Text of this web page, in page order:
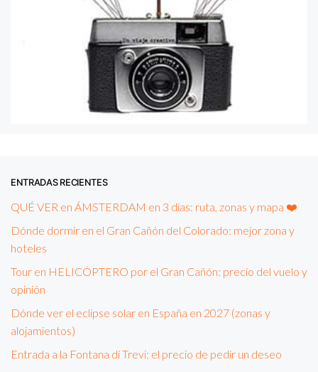
ENTRADAS RECIENTES
QUÉ VER en ÁMSTERDAM en 3 días: ruta, zonas y mapa ❤️
Dónde dormir en el Gran Cañón del Colorado: mejor zona y
hoteles
Tour en HELICÓPTERO por el Gran Cañón: precio del vuelo y
opinión
Dónde ver el eclipse solar en España en 2027 (zonas y
alojamientos)
Entrada a la Fontana di Trevi: el precio de pedir un deseo